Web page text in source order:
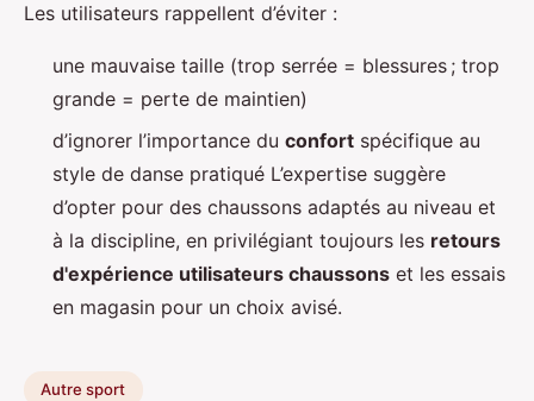
Les utilisateurs rappellent d’éviter :
une mauvaise taille (trop serrée = blessures ; trop
grande = perte de maintien)
d’ignorer l’importance du confort spécifique au
style de danse pratiqué L’expertise suggère
d’opter pour des chaussons adaptés au niveau et
à la discipline, en privilégiant toujours les retours
d'expérience utilisateurs chaussons et les essais
en magasin pour un choix avisé.
Autre sport